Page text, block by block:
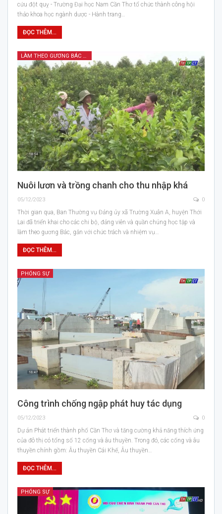
cứu đột quỵ - Trường Đại học Nam Cần Thơ tổ chức thành công hội
thảo khoa học ngành dược - Hành trang…
ĐỌC THÊM...
Nuôi lươn và trồng chanh cho thu nhập khá
05/12/2023 0
Thời gian qua, Ban Thường vụ Đảng ủy xã Trường Xuân A, huyện Thới
Lai đã triển khai cho các chi bộ, đảng viên và quần chúng học tập và
làm theo gương Bác, gắn với chức trách và nhiệm vụ…
ĐỌC THÊM...
PHÓNG SỰ
Công trình chống ngập phát huy tác dụng
05/12/2023 0
Dự án Phát triển thành phố Cần Thơ và tăng cường khả năng thích ứng
của đô thị có tổng số 12 cống và âu thuyền. Trong đó, các cống và âu
thuyền chính gồm: Âu thuyền Cái Khế, Âu thuyền…
ĐỌC THÊM...
PHÓNG SỰ